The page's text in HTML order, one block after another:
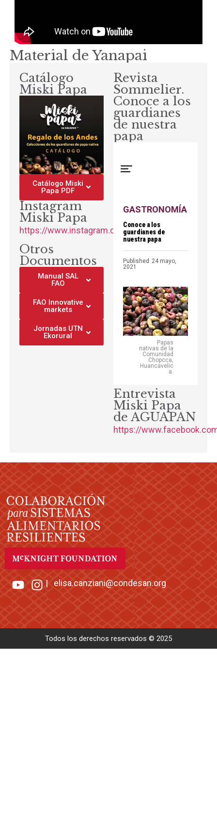
Material de Yanapai
Catálogo
Miski Papa
Catálogo Miski
Papa PDF
Instagram
Miski Papa
https://www.instagram.com/miski.papa/
Otros
Documentos
Manual SAL
FAO
FAO Innovative
markets
Jornadas UTN
Ekorural
Revista
Sommelier.
Conoce a los
guardianes
de nuestra
papa
Entrevista
Miski Papa
de AGUAPAN
https://
|elisa.canziani@condesan.org
Todos los derechos reservados © 2025